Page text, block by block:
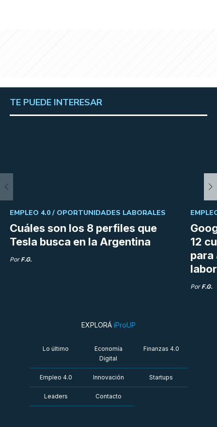
TE PUEDE INTERESAR
Cuáles son los 8 perfiles que
Tesla busca en la Argentina
EMPLEO 4.0 / OPORTUNIDADES LABORALES
Por F.G.
12
para
Por F.G.
EXPLORÁ iProUP
Lo último
Economía
Digital
Finanzas 4.0
Empleo 4.0 Innovación Startups
Leaders Contacto